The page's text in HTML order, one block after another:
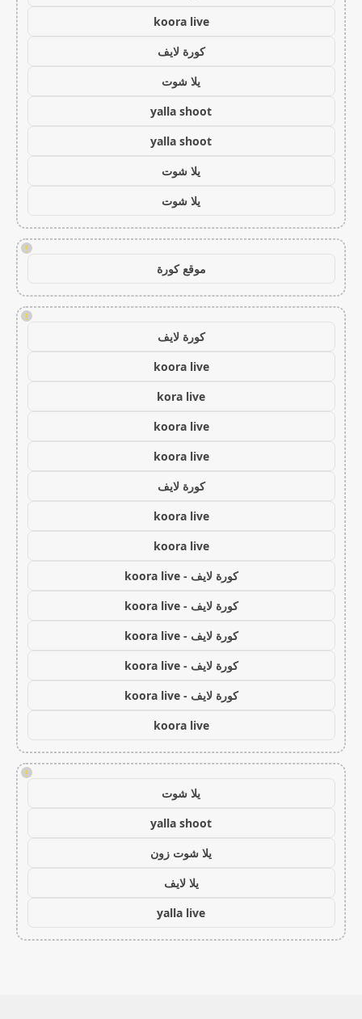
koora live
كورة لايف
يلا شوت
yalla shoot
yalla shoot
يلا شوت
يلا شوت
!
موقع كورة
!
كورة لايف
koora live
kora live
koora live
koora live
كورة لايف
koora live
koora live
كورة لايف - koora live
كورة لايف - koora live
كورة لايف - koora live
كورة لايف - koora live
كورة لايف - koora live
koora live
!
يلا شوت
yalla shoot
يلا شوت زون
يلا لايف
yalla live